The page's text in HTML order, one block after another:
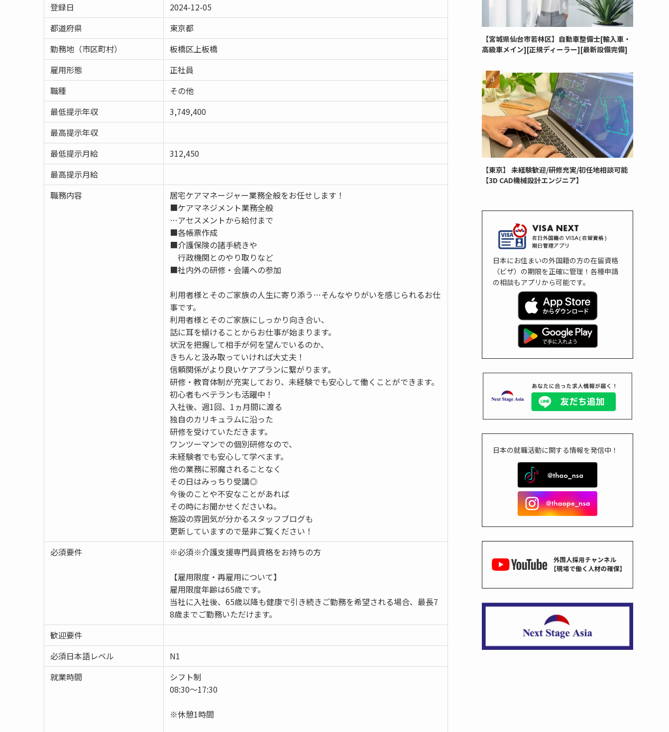
登録日
2024-12-05
都道府県
東京都
勤務地（市区町村）
板橋区上板橋
雇用形態
正社員
職種
その他
最低提示年収
3,749,400
最高提示年収
最低提示月給
312,450
最高提示月給
職務内容
居宅ケアマネージャー業務全般をお任せします！
■ケアマネジメント業務全般
…アセスメントから給付まで
■各帳票作成
■介護保険の諸手続きや
行政機関とのやり取りなど
■社内外の研修・会議への参加
利用者様とそのご家族の人生に寄り添う…そんなやりがいを感じられるお仕
事です。
利用者様とそのご家族にしっかり向き合い、
話に耳を傾けることからお仕事が始まります。
状況を把握して相手が何を望んでいるのか、
きちんと汲み取っていければ大丈夫！
信頼関係がより良いケアプランに繋がります。
研修・教育体制が充実しており、未経験でも安心して働くことができます。
初心者もベテランも活躍中！
入社後、週1回、1ヵ月間に渡る
独自のカリキュラムに沿った
研修を受けていただきます。
ワンツーマンでの個別研修なので、
未経験者でも安心して学べます。
他の業務に邪魔されることなく
その日はみっちり受講◎
今後のことや不安なことがあれば
その時にお聞かせくださいね。
施設の雰囲気が分かるスタッフブログも
更新していますので是非ご覧ください！
必須要件
※必須※介護支援専門員資格をお持ちの方
【雇用限度・再雇用について】
雇用限度年齢は65歳です。
当社に入社後、65歳以降も健康で引き続きご勤務を希望される場合、最長7
8歳までご勤務いただけます。
歓迎要件
必須日本語レベル
N1
就業時間
シフト制
08:30～17:30
※休憩1時間
【宮城県仙台市若林区】自動車整備士[輸入車・
高級車メイン][正規ディーラー][最新設備完備]
【東京】 未経験歓迎/研修充実/初任地相談可能
【3D CAD機械設計エンジニア】
日本にお住まいの外国籍の方の在留資格
（ビザ）の期限を正確に管理！各種申請
の相談もアプリから可能です。
日本の就職活動に関する情報を発信中！